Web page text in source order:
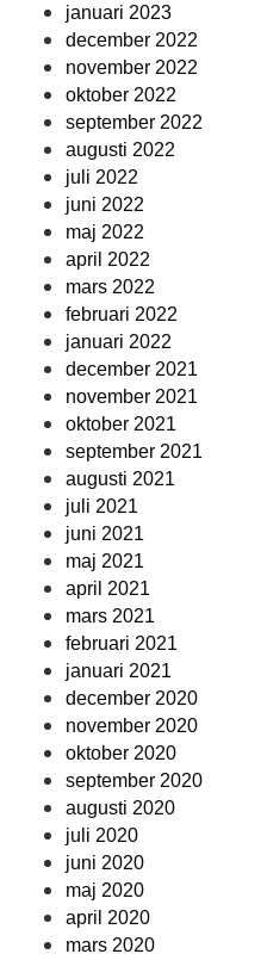
januari 2023
december 2022
november 2022
oktober 2022
september 2022
augusti 2022
juli 2022
juni 2022
maj 2022
april 2022
mars 2022
februari 2022
januari 2022
december 2021
november 2021
oktober 2021
september 2021
augusti 2021
juli 2021
juni 2021
maj 2021
april 2021
mars 2021
februari 2021
januari 2021
december 2020
november 2020
oktober 2020
september 2020
augusti 2020
juli 2020
juni 2020
maj 2020
april 2020
mars 2020